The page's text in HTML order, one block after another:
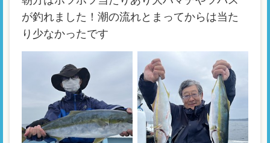
が釣れました！潮の流れとまってからは当た
り少なかったです